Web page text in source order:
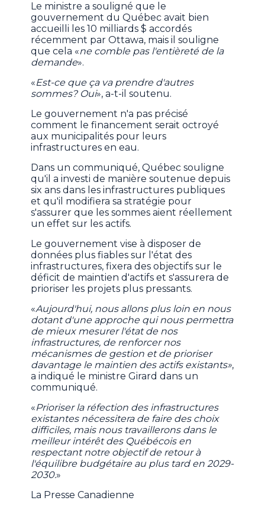
Le ministre a souligné que le
gouvernement du Québec avait bien
accueilli les 10 milliards $ accordés
récemment par Ottawa, mais il souligne
que cela «ne comble pas l'entièreté de la
demande».
«Est-ce que ça va prendre d'autres
sommes? Oui», a-t-il soutenu.
Le gouvernement n'a pas précisé
comment le financement serait octroyé
aux municipalités pour leurs
infrastructures en eau.
Dans un communiqué, Québec souligne
qu'il a investi de manière soutenue depuis
six ans dans les infrastructures publiques
et qu'il modifiera sa stratégie pour
s'assurer que les sommes aient réellement
un effet sur les actifs.
Le gouvernement vise à disposer de
données plus fiables sur l'état des
infrastructures, fixera des objectifs sur le
déficit de maintien d'actifs et s'assurera de
prioriser les projets plus pressants.
«Aujourd'hui, nous allons plus loin en nous
dotant d'une approche qui nous permettra
de mieux mesurer l'état de nos
infrastructures, de renforcer nos
mécanismes de gestion et de prioriser
davantage le maintien des actifs existants»,
a indiqué le ministre Girard dans un
communiqué.
«Prioriser la réfection des infrastructures
existantes nécessitera de faire des choix
difficiles, mais nous travaillerons dans le
meilleur intérêt des Québécois en
respectant notre objectif de retour à
l'équilibre budgétaire au plus tard en 2029-
2030.»
La Presse Canadienne